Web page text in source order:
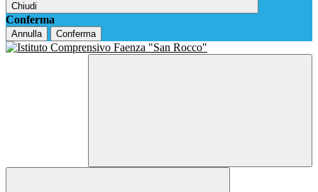
Chiudi
Conferma
Annulla Conferma